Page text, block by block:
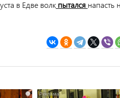
в Едве волкпытался напасть
i